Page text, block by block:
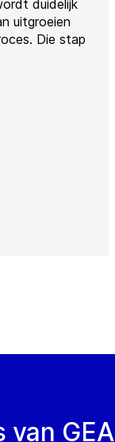
duidelijk
uitgroeien
Die stap
van GEA